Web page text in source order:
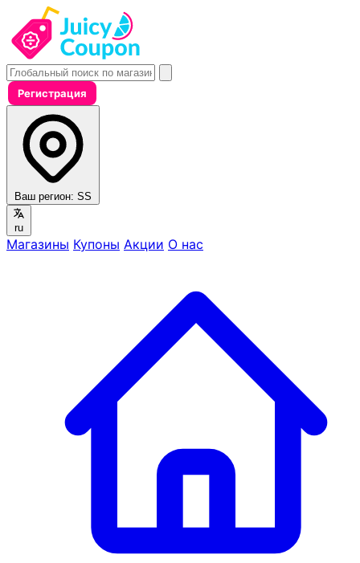
Регистрация
Ваш регион: SS
ru
Магазины Купоны Акции О нас